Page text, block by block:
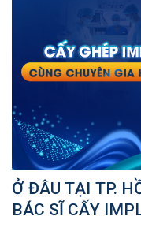
Ở ĐÂU TẠI TP.
BÁC SĨ CẤY